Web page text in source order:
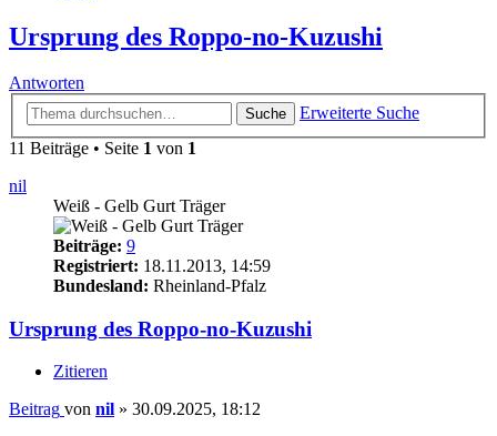
Ursprung des Roppo-no-Kuzushi
Antworten
Suche
Erweiterte Suche
11 Beiträge • Seite 1 von 1
nil
Weiß - Gelb Gurt Träger
Beiträge: 9
Registriert: 18.11.2013, 14:59
Bundesland: Rheinland-Pfalz
Ursprung des Roppo-no-Kuzushi
Zitieren
Beitrag von nil » 30.09.2025, 18:12